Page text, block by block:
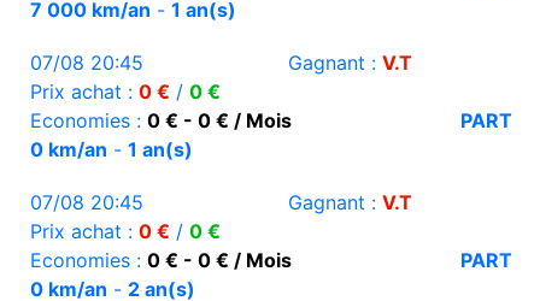
7 000 km/an - 1 an(s)
07/08 20:45 Gagnant : V.T
Prix achat : 0 € / 0 €
Economies : 0 € - 0 € / Mois
PART
0 km/an - 1 an(s)
07/08 20:45 Gagnant : V.T
Prix achat : 0 € / 0 €
Economies : 0 € - 0 € / Mois
PART
0 km/an - 2 an(s)